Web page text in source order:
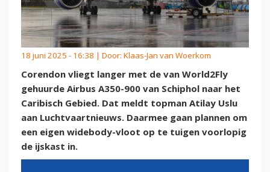
18 juni 2025 - 16:38 | Door: Klaas-Jan van Woerkom
Corendon vliegt langer met de van World2Fly
gehuurde Airbus A350-900 van Schiphol naar het
Caribisch Gebied. Dat meldt topman Atilay Uslu
aan Luchtvaartnieuws. Daarmee gaan plannen om
een eigen widebody-vloot op te tuigen voorlopig
de ijskast in.